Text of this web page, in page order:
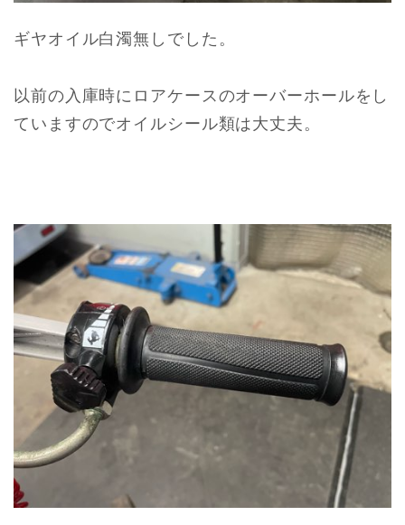
ギヤオイル白濁無しでした。
以前の入庫時にロアケースのオーバーホールをし
ていますのでオイルシール類は大丈夫。